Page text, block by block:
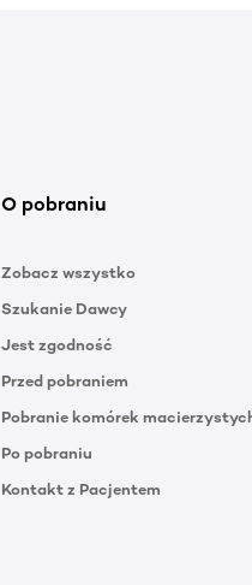
O pobraniu
Zobacz wszystko
Szukanie Dawcy
Jest zgodność
Przed pobraniem
Pobranie komórek
Po pobraniu
Kontakt z Pacjentem